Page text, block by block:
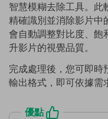
智慧模糊去除工具。此
精確識別並消除影片中
會自動調整對比度、飽
升影片的視覺品質。
完成處理後，您可即時
輸出格式，即可依據需
優點